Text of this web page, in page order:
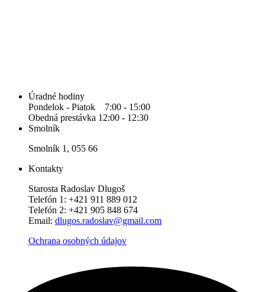
Úradné hodiny
Pondelok - Piatok 7:00 - 15:00
Obedná prestávka 12:00 - 12:30
Smolník
Smolník 1, 055 66
Kontakty
Starosta Radoslav Dlugoš
Telefón 1: +421 911 889 012
Telefón 2: +421 905 848 674
Email: dlugos.radoslav@gmail.com
Ochrana osobných údajov